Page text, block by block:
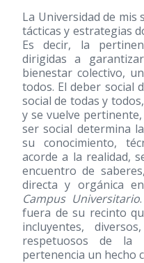
La Universidad de mis
tácticas y estrategias
Es decir, la
dirigidas a
bienestar colectivo,
todos. El deber social
social de todas y
y se vuelve
ser social determina
su conocimiento,
acorde a la realidad,
encuentro de
directa y orgánica
Campus Universitario
fuera de su recinto
incluyentes,
respetuosos de la
pertenencia un hecho